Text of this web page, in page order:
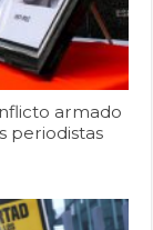
armado
periodistas